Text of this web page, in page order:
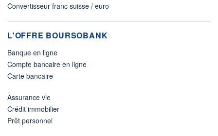
Convertisseur franc suisse / euro
L'OFFRE BOURSOBANK
Banque en ligne
Compte bancaire en ligne
Carte bancaire
Assurance vie
Crédit immobilier
Prêt personnel